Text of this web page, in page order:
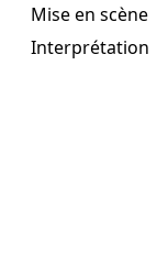
Mise en scène
Interprétation